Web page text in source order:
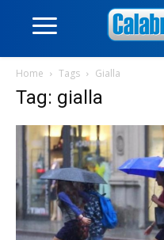
Home Tags Gialla
Tag: gialla